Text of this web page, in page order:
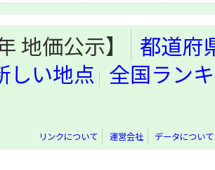
地価公示】
都道府
しい地点 全国ラン
リンクについて 運営会社 データについて